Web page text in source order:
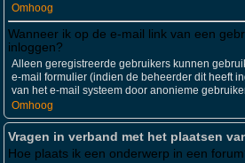
Omhoog
Wanneer ik op de e-mail link van een
inloggen?
Alleen geregistreerde gebruikers kunnen
e-mail formulier (indien de beheerder dit heeft
van het e-mail systeem door anonieme
Omhoog
Vragen in verband met het plaatsen
Hoe plaats ik een onderwerp in een